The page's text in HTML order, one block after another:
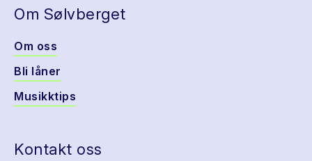
Om Sølvberget
Om oss
Bli låner
Musikktips
Kontakt oss